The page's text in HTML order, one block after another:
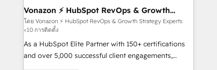
strategies that deliver impactful results. Our mission
is to empower you to unlock HubSpot’s full potential
—faster. Through expert training, unmatched
responsiveness, and ongoing support, we equip
your team to adopt new systems with confidence
Vonazon ⚡ HubSpot RevOps & Growth
Strategy Experts
โดย Vonazon ⚡ HubSpot RevOps & Growth Strategy Experts
<10 การติดตั้ง
As a HubSpot Elite Partner with 150+ certifications
and over 5,000 successful client engagements,